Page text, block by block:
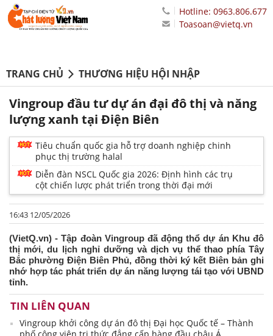
Hotline: 0963.806.677
Toasoan@vietq.vn
TRANG CHỦ THƯƠNG HIỆU HỘI NHẬP
Vingroup đầu tư dự án đại đô thị và năng
lượng xanh tại Điện Biên
Tiêu chuẩn quốc gia hỗ trợ doanh nghiệp chinh
phục thị trường halal
Diễn đàn NSCL Quốc gia 2026: Định hình các trụ
cột chiến lược phát triển trong thời đại mới
16:43 12/05/2026
(VietQ.vn) - Tập đoàn Vingroup đã động thổ dự án Khu đô
thị mới, du lịch nghỉ dưỡng và dịch vụ thể thao phía Tây
Bắc phường Điện Biên Phủ, đồng thời ký kết Biên bản ghi
nhớ hợp tác phát triển dự án năng lượng tái tạo với UBND
tỉnh.
TIN LIÊN QUAN
Vingroup khởi công dự án đô thị Đại học Quốc tế – Thành